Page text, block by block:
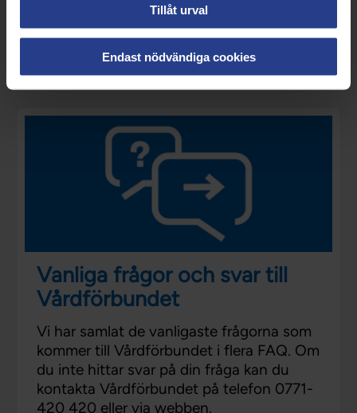
Tillåt urval
Endast nödvändiga cookies
Aktiviteter för dig i
Praktikertjänst
Vanliga frågor och svar till
Vårdförbundet
Vi har samlat de vanligaste frågorna som
kommer till Vårdförbundet i flera FAQ. Om
du inte hittar svar på din fråga kan du
kontakta Vårdförbundet på telefon 0771-
420 420 eller via webben.